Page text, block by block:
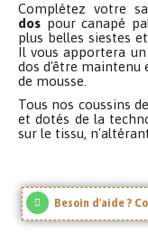
Complétez votre
dos pour canapé
plus belles siestes
Il vous apportera
dos d'être maintenu
de mousse.
Tous nos coussins
et dotés de la
sur le tissu,
Besoin d'aide ?